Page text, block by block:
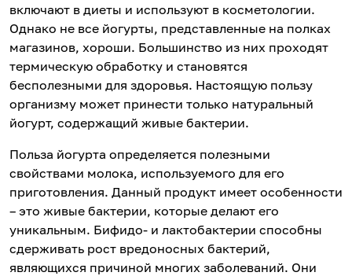
включают в диеты и используют в косметологии.
Однако не все йогурты, представленные на полках
магазинов, хороши. Большинство из них проходят
термическую обработку и становятся
бесполезными для здоровья. Настоящую пользу
организму может принести только натуральный
йогурт, содержащий живые бактерии.
Польза йогурта определяется полезными
свойствами молока, используемого для его
приготовления. Данный продукт имеет особенности
– это живые бактерии, которые делают его
уникальным. Бифидо- и лактобактерии способны
сдерживать рост вредоносных бактерий,
являющихся причиной многих заболеваний. Они